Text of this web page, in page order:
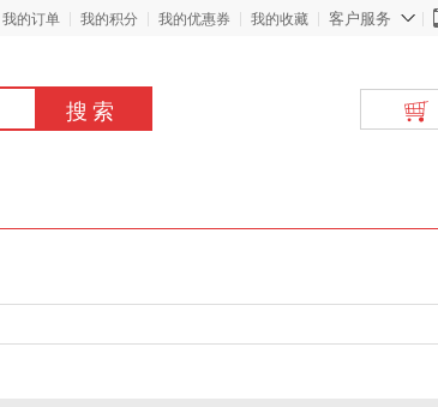
我的订单 我的积分 我的优惠券 我的收藏 客户服务
搜索